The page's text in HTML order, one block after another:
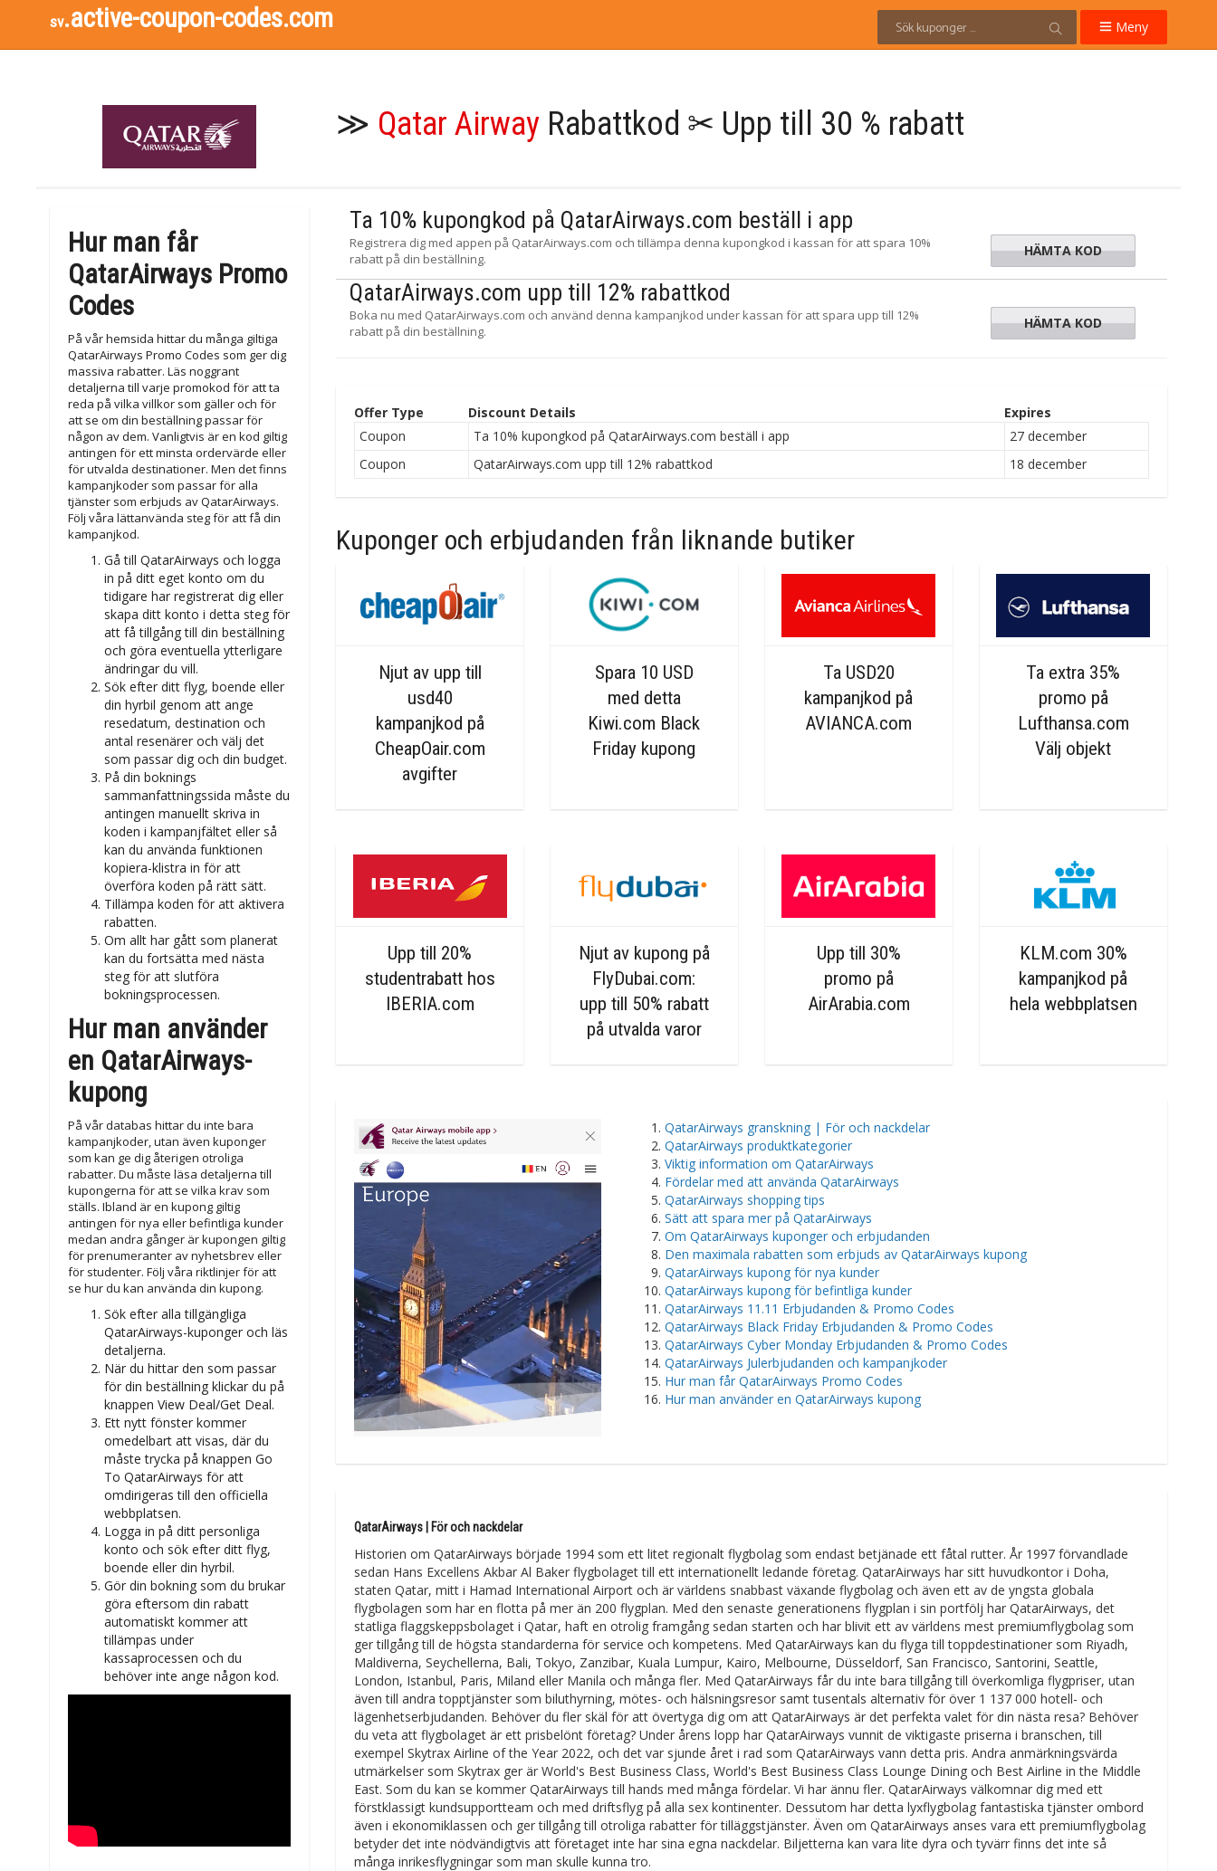
sv.active-coupon-codes.com Meny
≫ Qatar Airway Rabattkod ✂ Upp till 30 % rabatt
Ta 10% kupongkod på QatarAirways.com beställ i app
Registrera dig med appen på QatarAirways.com och tillämpa denna kupongkod i kassan för att spara 10%
rabatt på din beställning.
OBILE23
HÄMTA KOD
QatarAirways.com upp till 12% rabattkod
Boka nu med QatarAirways.com och använd denna kampanjkod under kassan för att spara upp till 12%
rabatt på din beställning.
FLY2023
HÄMTA KOD
Offer Type Discount Details
Expires
Coupon
Ta 10% kupongkod på QatarAirways.com beställ i app
27 december
Coupon
QatarAirways.com upp till 12% rabattkod 18 december
Kuponger och erbjudanden från liknande butiker
Njut av upp till
usd40
kampanjkod på
CheapOair.com
avgifter
Spara 10 USD
med detta
Kiwi.com Black
Friday kupong
Ta USD20
kampanjkod på
AVIANCA.com
Ta extra 35%
promo på
Lufthansa.com
Välj objekt
Upp till 20%
studentrabatt hos
IBERIA.com
Njut av kupong på
FlyDubai.com:
upp till 50% rabatt
på utvalda varor
Upp till 30%
promo på
AirArabia.com
KLM.com 30%
kampanjkod på
hela webbplatsen
QatarAirways granskning | För och nackdelar
QatarAirways produktkategorier
Viktig information om QatarAirways
Fördelar med att använda QatarAirways
QatarAirways shopping tips
Sätt att spara mer på QatarAirways
Om QatarAirways kuponger och erbjudanden
Den maximala rabatten som erbjuds av QatarAirways kupong
QatarAirways kupong för nya kunder
QatarAirways kupong för befintliga kunder
QatarAirways 11.11 Erbjudanden & Promo Codes
QatarAirways Black Friday Erbjudanden & Promo Codes
QatarAirways Cyber Monday Erbjudanden & Promo Codes
QatarAirways Julerbjudanden och kampanjkoder
Hur man får QatarAirways Promo Codes
Hur man använder en QatarAirways kupong
QatarAirways | För och nackdelar
Historien om QatarAirways började 1994 som ett litet regionalt flygbolag som endast betjänade ett fåtal rutter. År 1997 förvandlade
sedan Hans Excellens Akbar Al Baker flygbolaget till ett internationellt ledande företag. QatarAirways har sitt huvudkontor i Doha,
staten Qatar, mitt i Hamad International Airport och är världens snabbast växande flygbolag och även ett av de yngsta globala
flygbolagen som har en flotta på mer än 200 flygplan. Med den senaste generationens flygplan i sin portfölj har QatarAirways, det
statliga flaggskeppsbolaget i Qatar, haft en otrolig framgång sedan starten och har blivit ett av världens mest premiumflygbolag som
ger tillgång till de högsta standarderna för service och kompetens. Med QatarAirways kan du flyga till toppdestinationer som Riyadh,
Maldiverna, Seychellerna, Bali, Tokyo, Zanzibar, Kuala Lumpur, Kairo, Melbourne, Düsseldorf, San Francisco, Santorini, Seattle,
London, Istanbul, Paris, Miland eller Manila och många fler. Med QatarAirways får du inte bara tillgång till överkomliga flygpriser, utan
även till andra topptjänster som biluthyrning, mötes- och hälsningsresor samt tusentals alternativ för över 1 137 000 hotell- och
lägenhetserbjudanden. Behöver du fler skäl för att övertyga dig om att QatarAirways är det perfekta valet för din nästa resa? Behöver
du veta att flygbolaget är ett prisbelönt företag? Under årens lopp har QatarAirways vunnit de viktigaste priserna i branschen, till
exempel Skytrax Airline of the Year 2022, och det var sjunde året i rad som QatarAirways vann detta pris. Andra anmärkningsvärda
utmärkelser som Skytrax ger är World's Best Business Class, World's Best Business Class Lounge Dining och Best Airline in the Middle
East. Som du kan se kommer QatarAirways till hands med många fördelar. Vi har ännu fler. QatarAirways välkomnar dig med ett
förstklassigt kundsupportteam och med driftsflyg på alla sex kontinenter. Dessutom har detta lyxflygbolag fantastiska tjänster ombord
även i ekonomiklassen och ger tillgång till otroliga rabatter för tilläggstjänster. Även om QatarAirways anses vara ett premiumflygbolag
betyder det inte nödvändigtvis att företaget inte har sina egna nackdelar. Biljetterna kan vara lite dyra och tyvärr finns det inte så
många inrikesflygningar som man skulle kunna tro.
Hur man får
QatarAirways Promo
Codes
På vår hemsida hittar du många giltiga
QatarAirways Promo Codes som ger dig
massiva rabatter. Läs noggrant
detaljerna till varje promokod för att ta
reda på vilka villkor som gäller och för
att se om din beställning passar för
någon av dem. Vanligtvis är en kod giltig
antingen för ett minsta ordervärde eller
för utvalda destinationer. Men det finns
kampanjkoder som passar för alla
tjänster som erbjuds av QatarAirways.
Följ våra lättanvända steg för att få din
kampanjkod.
Gå till QatarAirways och logga
in på ditt eget konto om du
tidigare har registrerat dig eller
skapa ditt konto i detta steg för
att få tillgång till din beställning
och göra eventuella ytterligare
ändringar du vill.
Sök efter ditt flyg, boende eller
din hyrbil genom att ange
resedatum, destination och
antal resenärer och välj det
som passar dig och din budget.
På din boknings
sammanfattningssida måste du
antingen manuellt skriva in
koden i kampanjfältet eller så
kan du använda funktionen
kopiera-klistra in för att
överföra koden på rätt sätt.
Tillämpa koden för att aktivera
rabatten.
Om allt har gått som planerat
kan du fortsätta med nästa
steg för att slutföra
bokningsprocessen.
Hur man använder
en QatarAirways-
kupong
På vår databas hittar du inte bara
kampanjkoder, utan även kuponger
som kan ge dig återigen otroliga
rabatter. Du måste läsa detaljerna till
kupongerna för att se vilka krav som
ställs. Ibland är en kupong giltig
antingen för nya eller befintliga kunder
medan andra gånger är kupongen giltig
för prenumeranter av nyhetsbrev eller
för studenter. Följ våra riktlinjer för att
se hur du kan använda din kupong.
Sök efter alla tillgängliga
QatarAirways-kuponger och läs
detaljerna.
När du hittar den som passar
för din beställning klickar du på
knappen View Deal/Get Deal.
Ett nytt fönster kommer
omedelbart att visas, där du
måste trycka på knappen Go
To QatarAirways för att
omdirigeras till den officiella
webbplatsen.
Logga in på ditt personliga
konto och sök efter ditt flyg,
boende eller din hyrbil.
Gör din bokning som du brukar
göra eftersom din rabatt
automatiskt kommer att
tillämpas under
kassaprocessen och du
behöver inte ange någon kod.